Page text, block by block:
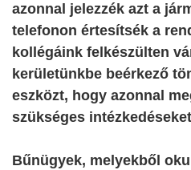
azonnal jelezzék azt a
telefonon értesítsék a
kollégáink felkészülten
kerületünkbe beérkező
eszközt, hogy azonnal
szükséges
Bűnügyek, melyekből